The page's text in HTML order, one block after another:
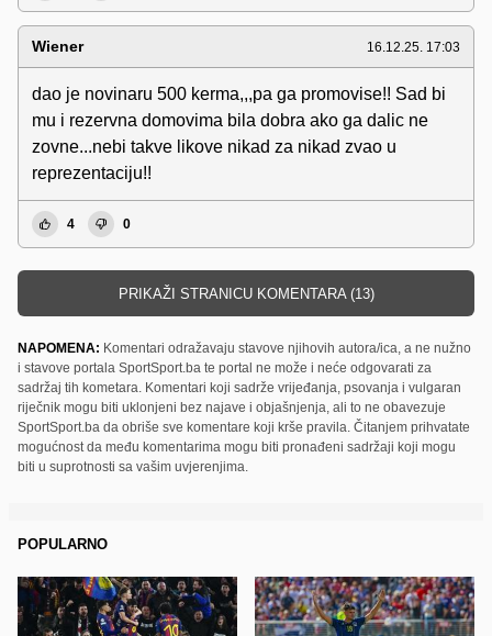
Wiener 16.12.25. 17:03
dao je novinaru 500 kerma,,,pa ga promovise!! Sad bi
mu i rezervna domovima bila dobra ako ga dalic ne
zovne...nebi takve likove nikad za nikad zvao u
reprezentaciju!!
4 0
PRIKAŽI STRANICU KOMENTARA (13)
NAPOMENA: Komentari odražavaju stavove njihovih autora/ica, a ne nužno
i stavove portala SportSport.ba te portal ne može i neće odgovarati za
sadržaj tih kometara. Komentari koji sadrže vrijeđanja, psovanja i vulgaran
riječnik mogu biti uklonjeni bez najave i objašnjenja, ali to ne obavezuje
SportSport.ba da obriše sve komentare koji krše pravila. Čitanjem prihvatate
mogućnost da među komentarima mogu biti pronađeni sadržaji koji mogu
biti u suprotnosti sa vašim uvjerenjima.
POPULARNO